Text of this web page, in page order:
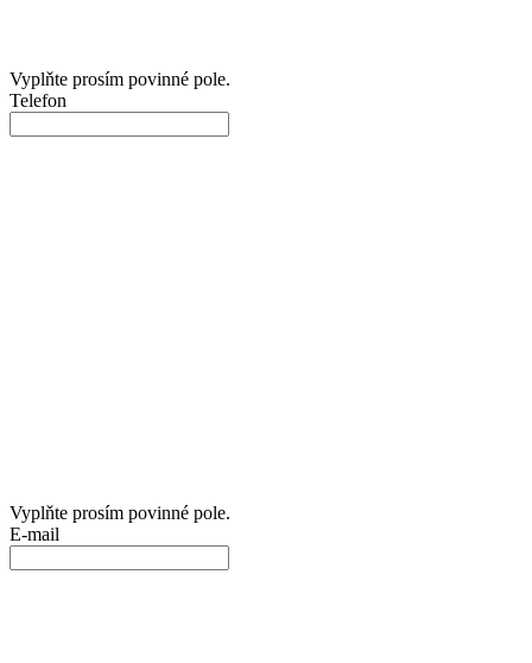
Vyplňte prosím povinné pole.
Telefon
Vyplňte prosím povinné pole.
E-mail